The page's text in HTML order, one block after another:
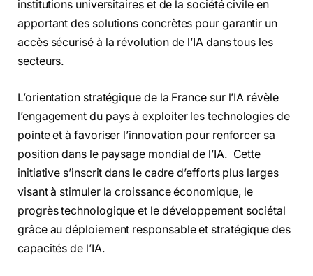
institutions universitaires et de la société civile en
apportant des solutions concrètes pour garantir un
accès sécurisé à la révolution de l’IA dans tous les
secteurs.
L’orientation stratégique de la France sur l’IA révèle
l’engagement du pays à exploiter les technologies de
pointe et à favoriser l’innovation pour renforcer sa
position dans le paysage mondial de l’IA. Cette
initiative s’inscrit dans le cadre d’efforts plus larges
visant à stimuler la croissance économique, le
progrès technologique et le développement sociétal
grâce au déploiement responsable et stratégique des
capacités de l’IA.